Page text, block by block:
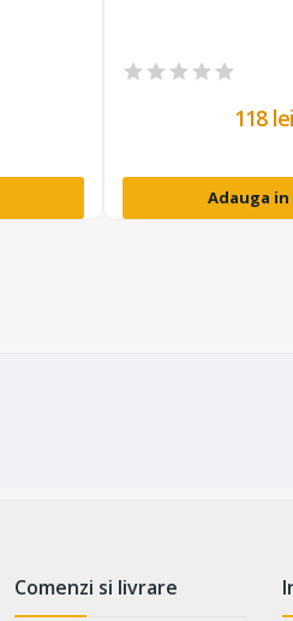
118 lei
Adauga in
Comenzi si livrare